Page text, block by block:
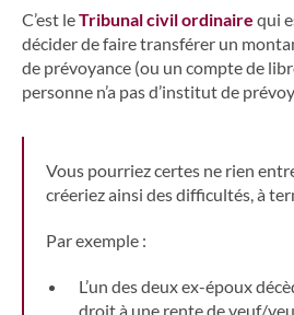
C’est leTribunal civil ordinaire qui
décider de faire transférer un
de prévoyance (ou un compte de
personne n’a pas d’institut de
Vous pourriez certes ne rien
créeriez ainsi des difficultés, à
Par exemple :
L’un des deux ex-époux
droit à une rente de veuf/